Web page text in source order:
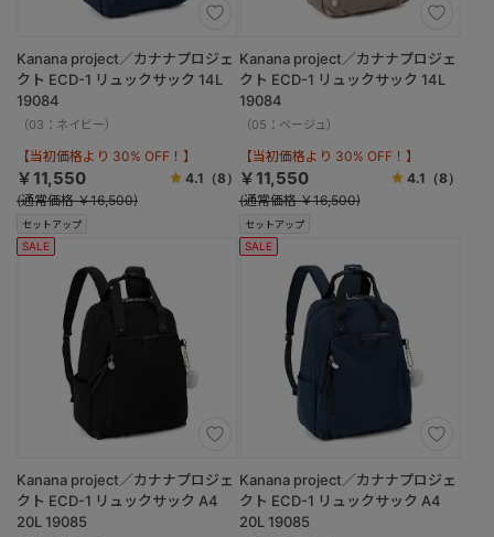
セットアップ
Kanana project／カナナプロジェ
クト ECD-1 リュックサック 14L
19084
（03：ネイビー）
【当初価格より 30% OFF！】
￥11,550 4.1 （8）
(通常価格 ￥16,500)
セットアップ
Kanana project／カナナプロジェ
クト ECD-1 リュックサック 14L
19084
（05：ベージュ）
【当初価格より 30% OFF！】
￥11,550 4.1 （8）
(通常価格 ￥16,500)
SALE
Kanana project／カナナプロジェ
クト ECD-1 リュックサック A4
20L 19085
SALE
Kanana project／カナナプロジェ
クト ECD-1 リュックサック A4
20L 19085